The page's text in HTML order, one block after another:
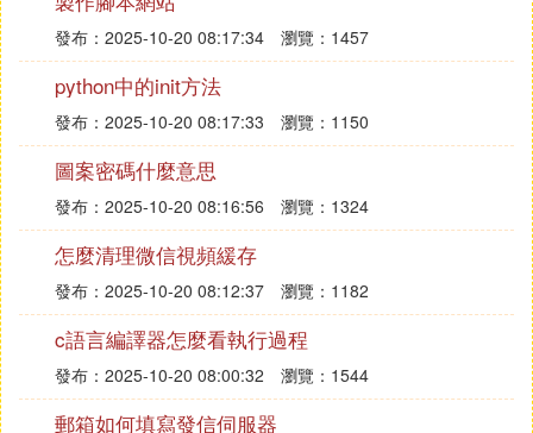
試學之後在考慮是否參加是對自己的負責。
昌平北大青鳥Java培訓採用「因材施教，分級培優」
讓所有人都可以學會，只有自己真正的學會掌握了Ja
va技能才能找到工作，有了真才實學才能晉升才能升
職加薪。
昌平北大青鳥Java培訓班分為：零基礎Java培訓班也
就是Java就業班、Java晉升班也就是Java培優班針
對有一定Java基礎的學員。還有Java才高班是Java
的大神級班次。學員完全可以根據自己的情況選擇Ja
va培訓。
昌平北大青鳥Java培訓班還有全日制班、周末班、崗
前培訓班昌平北大青鳥開設各種Java培訓班只為滿足
不同Java學員的需求，只有學員多的Java培訓機構才
發布：2025-10-20 08:17:34 瀏覽：1457
python中的init方法
發布：2025-10-20 08:17:33 瀏覽：1150
圖案密碼什麼意思
發布：2025-10-20 08:16:56 瀏覽：1324
怎麼清理微信視頻緩存
發布：2025-10-20 08:12:37 瀏覽：1182
c語言編譯器怎麼看執行過程
發布：2025-10-20 08:00:32 瀏覽：1544
郵箱如何填寫發信伺服器